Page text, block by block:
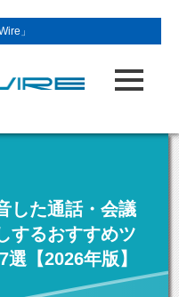
」
した通話・会議
するおすすめツ
【2026年版】